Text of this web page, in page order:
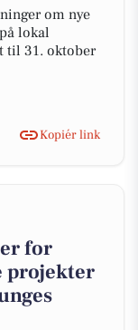
om nye
lokal
til 31. oktober
Kopiér link
for
projekter